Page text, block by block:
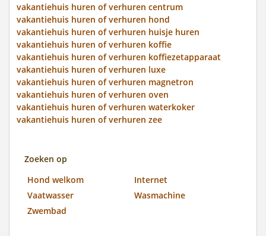
vakantiehuis huren of verhuren centrum
vakantiehuis huren of verhuren hond
vakantiehuis huren of verhuren huisje huren
vakantiehuis huren of verhuren koffie
vakantiehuis huren of verhuren koffiezetapparaat
vakantiehuis huren of verhuren luxe
vakantiehuis huren of verhuren magnetron
vakantiehuis huren of verhuren oven
vakantiehuis huren of verhuren waterkoker
vakantiehuis huren of verhuren zee
Zoeken op
Hond welkom
Internet
Vaatwasser
Wasmachine
Zwembad